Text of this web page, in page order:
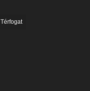
Térfogat